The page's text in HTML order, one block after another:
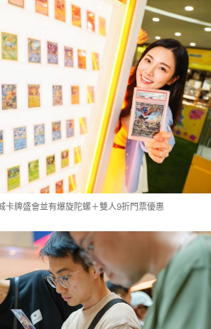
卡牌盛會並有爆旋陀螺＋雙人9折門票優惠